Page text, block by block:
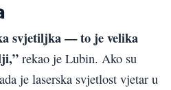
svjetiljka — to je velika
rekao je Lubin. Ako su
je laserska svjetlost vjetar u